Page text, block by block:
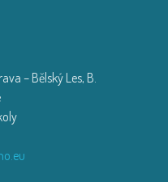
– Bělský Les, B.